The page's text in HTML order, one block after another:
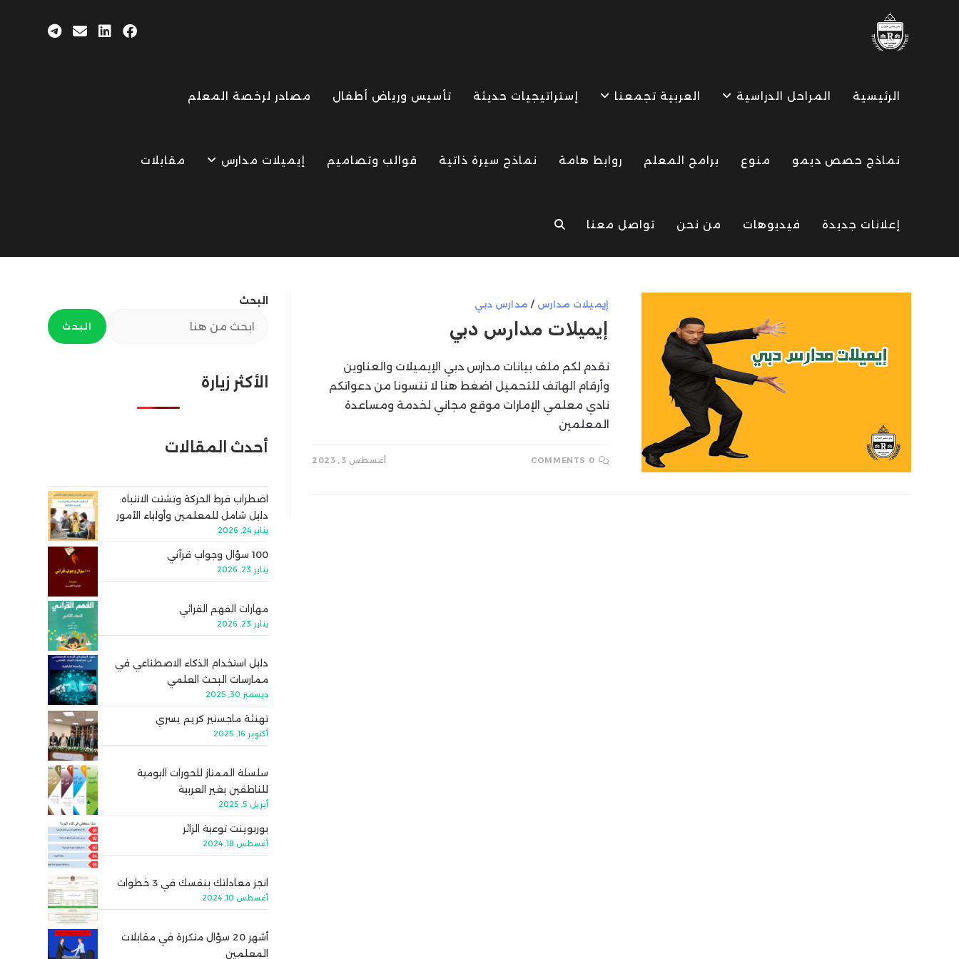
الرئيسية المراحل الدراسية العربية تجمعنا إستراتيجيات حديثة تأسيس ورياض أطفال مصادر لرخصة المعلم
نماذج حصص ديمو منوع برامج المعلم روابط هامة نماذج سيرة ذاتية قوالب وتصاميم إيميلات مدارس مقابلات
إعلانات جديدة فيديوهات من نحن تواصل معنا TOGGLE
إيميلات مدارس / مدارس دبي
إيميلات مدارس دبي
نقدم لكم ملف بيانات مدارس دبي الإيميلات والعناوين
وأرقام الهاتف للتحميل اضغط هنا لا تنسونا من دعواتكم
نادي معلمي الإمارات موقع مجاني لخدمة ومساعدة
المعلمين
0 COMMENTS أغسطس 3, 2023
البحث
البحث
الأكثر زيارة
أحدث المقالات
اضطراب فرط الحركة وتشتت الانتباه:
دليل شامل للمعلمين وأولياء الأمور
يناير 24, 2026
100 سؤال وجواب قرآني
يناير 23, 2026
مهارات الفهم القرائي
يناير 23, 2026
دليل استخدام الذكاء الاصطناعي في
ممارسات البحث العلمي
ديسمبر 30, 2025
تهنئة ماجستير كريم يسري
أكتوبر 16, 2025
سلسلة الممتاز للحورات اليومية
للناطقين بغير العربية
أبريل 5, 2025
بوربوينت توعية الزائر
أغسطس 18, 2024
انجز معادلتك بنفسك في 3 خطوات
أغسطس 10, 2024
أشهر 20 سؤال متكررة في مقابلات
المعلمين